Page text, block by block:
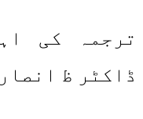
ترجمہ کی
ڈاکٹر ظ